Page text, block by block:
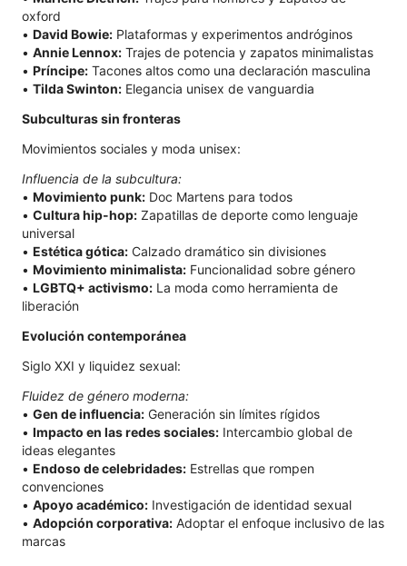
oxford
• David Bowie: Plataformas y experimentos andróginos
• Annie Lennox: Trajes de potencia y zapatos minimalistas
• Príncipe: Tacones altos como una declaración masculina
• Tilda Swinton: Elegancia unisex de vanguardia
Subculturas sin fronteras
Movimientos sociales y moda unisex:
Influencia de la subcultura:
• Movimiento punk: Doc Martens para todos
• Cultura hip-hop: Zapatillas de deporte como lenguaje
universal
• Estética gótica: Calzado dramático sin divisiones
• Movimiento minimalista: Funcionalidad sobre género
• LGBTQ+ activismo: La moda como herramienta de
liberación
Evolución contemporánea
Siglo XXI y liquidez sexual:
Fluidez de género moderna:
• Gen de influencia: Generación sin límites rígidos
• Impacto en las redes sociales: Intercambio global de
ideas elegantes
• Endoso de celebridades: Estrellas que rompen
convenciones
• Apoyo académico: Investigación de identidad sexual
• Adopción corporativa: Adoptar el enfoque inclusivo de las
marcas